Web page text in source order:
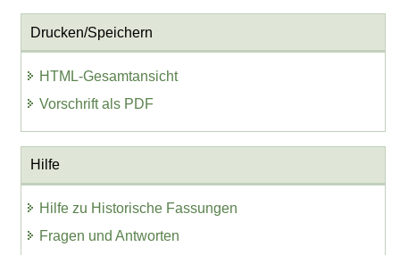
Drucken/Speichern
HTML-Gesamtansicht
Vorschrift als PDF
Hilfe
Hilfe zu Historische Fassungen
Fragen und Antworten